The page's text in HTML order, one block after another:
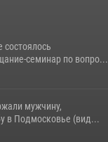
семинар по вопро...
мужчину,
в Подмосковье (вид...